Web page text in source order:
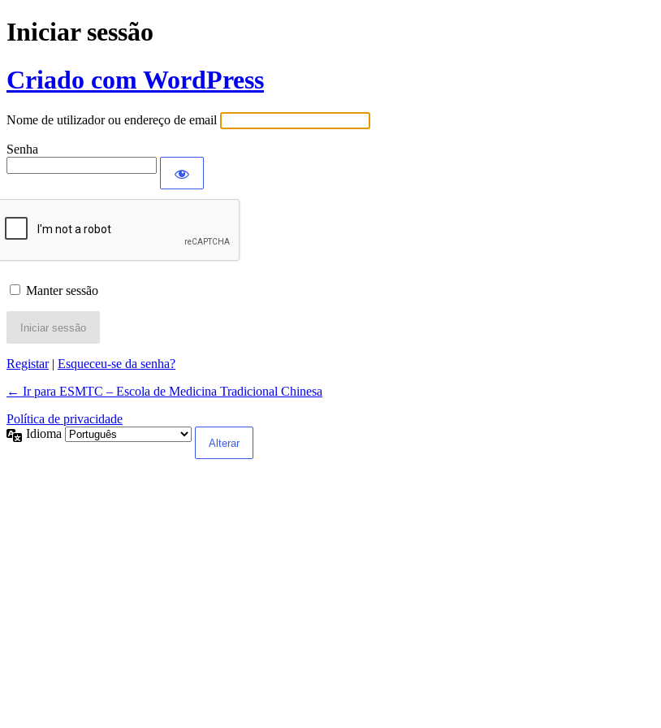
Iniciar sessão
Criado com WordPress
Nome de utilizador ou endereço de email
Senha
Manter sessão
Registar| Esqueceu-se da senha?
← Ir para ESMTC – Escola de Medicina Tradicional Chinesa
Política de privacidade
Idioma